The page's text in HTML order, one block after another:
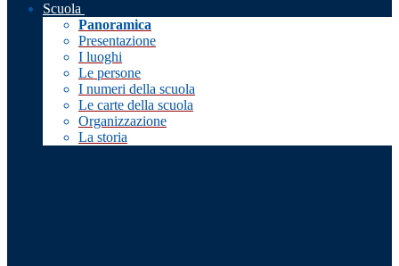
Scuola
Panoramica
Presentazione
I luoghi
Le persone
I numeri della scuola
Le carte della scuola
Organizzazione
La storia